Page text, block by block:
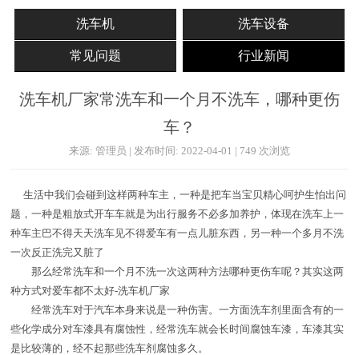
洗车机 洗车设备
常见问题 行业新闻
洗车机厂家常洗车和一个月不洗车，哪种更伤
车？
来源: 管理员 | 发布时间: 2022-04-01 | 749 次浏览
生活中我们会碰到这样两种车主，一种是把车当宝贝精心呵护生怕出问
题，一种是粗放式开车车就是为出行服务不必多加养护，体现在洗车上一
种车主巴不得天天洗车见不得爱车有一点儿脏东西，另一种一个多月不洗
一次反正洗完又脏了
那么经常洗车和一个月不洗一次这两种方法哪种更伤车呢？其实这两
种方式对爱车都不太好-洗车机厂家
经常洗车对于汽车本身来说是一种伤害。一方面洗车剂里面含有的一
些化学成分对车漆具有腐蚀性，经常洗车就会长时间腐蚀车漆，车漆其实
是比较薄的，经不起那些洗车剂腐蚀多久。